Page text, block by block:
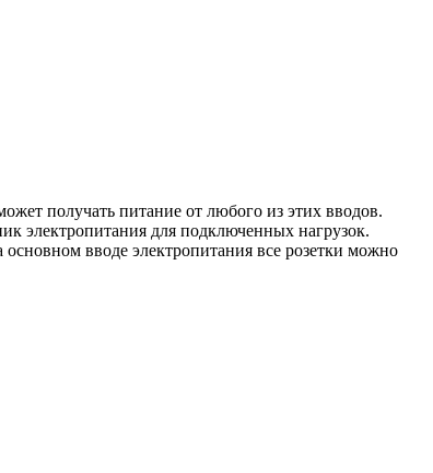
получать питание от любого из этих вводов.
электропитания для подключенных нагрузок.
вводе электропитания все розетки можно